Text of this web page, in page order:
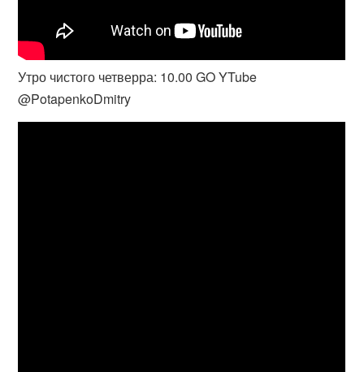
Утро чистого четверра: 10.00 GO YTube
@PotapenkoDmitry